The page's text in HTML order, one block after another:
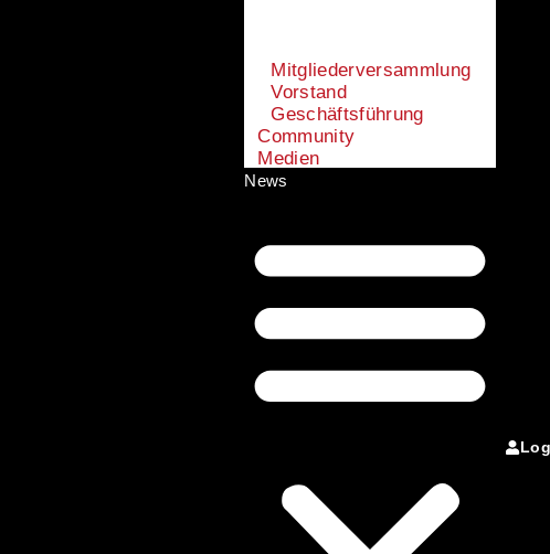
Mitgliederversammlung
Vorstand
Geschäftsführung
Community
Medien
News